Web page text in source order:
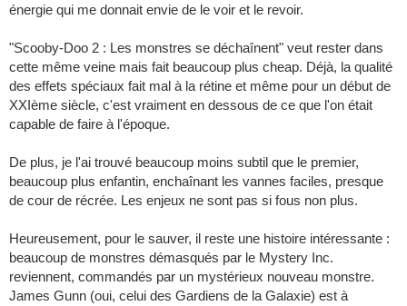
énergie qui me donnait envie de le voir et le revoir.
"Scooby-Doo 2 : Les monstres se déchaînent" veut rester dans
cette même veine mais fait beaucoup plus cheap. Déjà, la qualité
des effets spéciaux fait mal à la rétine et même pour un début de
XXIème siècle, c'est vraiment en dessous de ce que l'on était
capable de faire à l'époque.
De plus, je l'ai trouvé beaucoup moins subtil que le premier,
beaucoup plus enfantin, enchaînant les vannes faciles, presque
de cour de récrée. Les enjeux ne sont pas si fous non plus.
Heureusement, pour le sauver, il reste une histoire intéressante :
beaucoup de monstres démasqués par le Mystery Inc.
reviennent, commandés par un mystérieux nouveau monstre.
James Gunn (oui, celui des Gardiens de la Galaxie) est à